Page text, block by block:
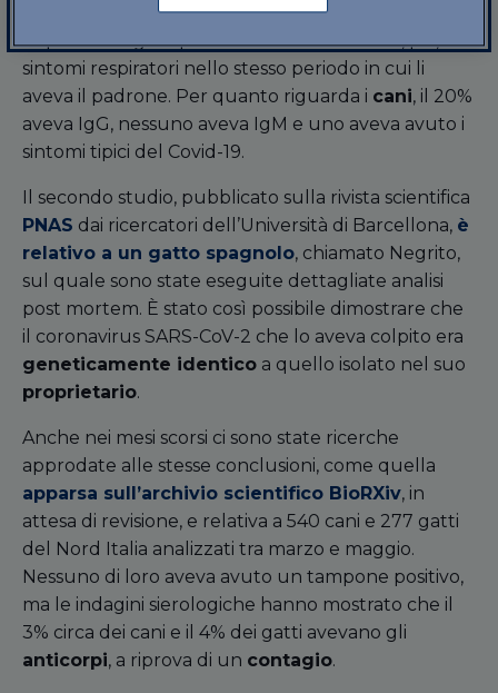
aveva IgG, le immunoglobuline che intervengono
dopo. Tutti i gatti positivi avevano mostrato, poi,
sintomi respiratori nello stesso periodo in cui li
aveva il padrone. Per quanto riguarda i cani, il 20%
aveva IgG, nessuno aveva IgM e uno aveva avuto i
sintomi tipici del Covid-19.
Il secondo studio, pubblicato sulla rivista scientifica
PNAS dai ricercatori dell’Università di Barcellona, è
relativo a un gatto spagnolo, chiamato Negrito,
sul quale sono state eseguite dettagliate analisi
post mortem. È stato così possibile dimostrare che
il coronavirus SARS-CoV-2 che lo aveva colpito era
geneticamente identico a quello isolato nel suo
proprietario.
Anche nei mesi scorsi ci sono state ricerche
approdate alle stesse conclusioni, come quella
apparsa sull’archivio scientifico BioRXiv, in
attesa di revisione, e relativa a 540 cani e 277 gatti
del Nord Italia analizzati tra marzo e maggio.
Nessuno di loro aveva avuto un tampone positivo,
ma le indagini sierologiche hanno mostrato che il
3% circa dei cani e il 4% dei gatti avevano gli
anticorpi, a riprova di un contagio.